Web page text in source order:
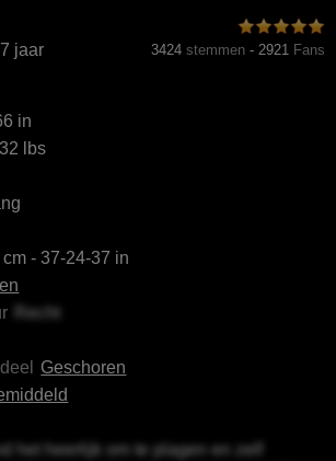
3424 stemmen - 2921 Fans
jaar
in
lbs
- 37-24-37 in
Recht
Geschoren
het heerlijk om te plagen en zelf